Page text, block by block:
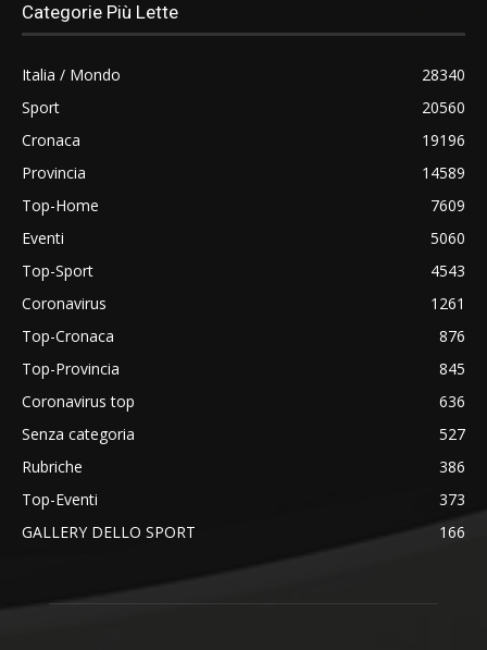
Categorie Più Lette
Italia / Mondo
28340
Sport
20560
Cronaca
19196
Provincia
14589
Top-Home
7609
Eventi
5060
Top-Sport
4543
Coronavirus
1261
Top-Cronaca
876
Top-Provincia
845
Coronavirus top
636
Senza categoria
527
Rubriche
386
Top-Eventi
373
GALLERY DELLO SPORT
166